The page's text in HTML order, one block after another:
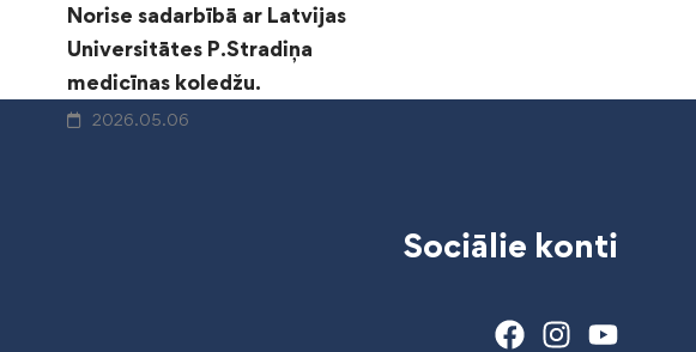
Norise sadarbībā ar Latvijas
Universitātes P.Stradiņa
medicīnas koledžu.
2026.05.06
Sociālie konti